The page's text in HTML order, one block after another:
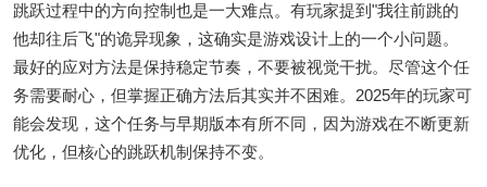
跳跃过程中的方向控制也是一大难点。有玩家提到"我往前跳的
他却往后飞"的诡异现象，这确实是游戏设计上的一个小问题。
最好的应对方法是保持稳定节奏，不要被视觉干扰。尽管这个任
务需要耐心，但掌握正确方法后其实并不困难。2025年的玩家可
能会发现，这个任务与早期版本有所不同，因为游戏在不断更新
优化，但核心的跳跃机制保持不变。